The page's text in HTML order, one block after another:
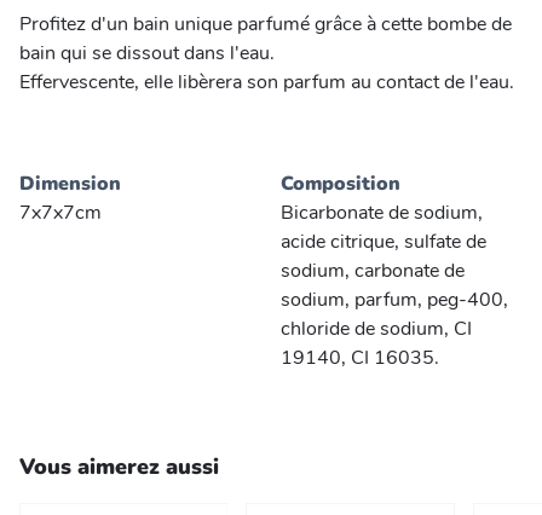
Profitez d'un bain unique parfumé grâce à cette bombe de
bain qui se dissout dans l'eau.
Effervescente, elle libèrera son parfum au contact de l'eau.
Dimension
7x7x7cm
Composition
Bicarbonate de sodium,
acide citrique, sulfate de
sodium, carbonate de
sodium, parfum, peg-400,
chloride de sodium, CI
19140, CI 16035.
Vous aimerez aussi